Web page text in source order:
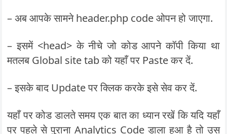
– अब आपके सामने header.php code ओपन हो जाएगा.
– इसमें <head> के नीचे जो कोड आपने कॉपी किया था
मतलब Global site tab को यहाँ पर Paste कर दें.
– इसके बाद Update पर क्लिक करके इसे सेव कर दें.
यहाँ पर कोड डालते समय एक बात का ध्यान रखें कि यदि यहाँ
पर पहले से पुराना Analytics Code डाला हुआ है तो उस